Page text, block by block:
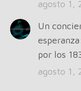
agosto 1,
Un
por los
agosto 1,